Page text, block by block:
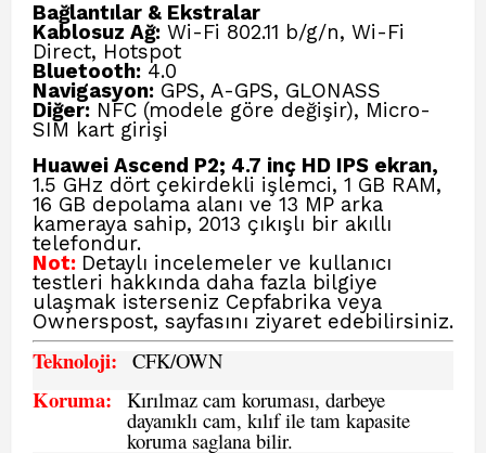
Bağlantılar & Ekstralar
Kablosuz Ağ: Wi-Fi 802.11 b/g/n, Wi-Fi
Direct, Hotspot
Bluetooth: 4.0
Navigasyon: GPS, A-GPS, GLONASS
Diğer: NFC (modele göre değişir), Micro-
SIM kart girişi
Huawei Ascend P2; 4.7 inç HD IPS ekran,
1.5 GHz dört çekirdekli işlemci, 1 GB RAM,
16 GB depolama alanı ve 13 MP arka
kameraya sahip, 2013 çıkışlı bir akıllı
telefondur.
Not: Detaylı incelemeler ve kullanıcı
testleri hakkında daha fazla bilgiye
ulaşmak isterseniz Cepfabrika veya
Ownerspost, sayfasını ziyaret edebilirsiniz.
Teknoloji: CFK/OWN
Koruma: Kırılmaz cam koruması, darbeye
dayanıklı cam, kılıf ile tam kapasite
koruma saglana bilir.